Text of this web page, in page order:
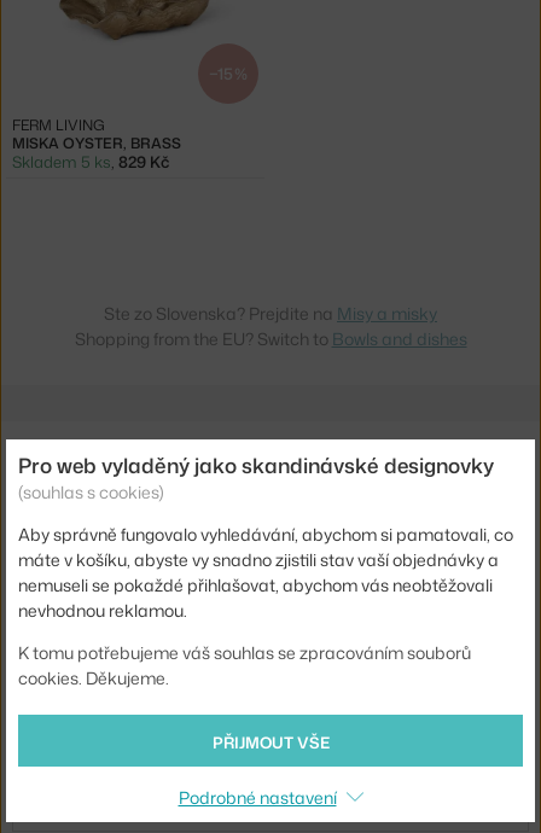
−15 %
MISKA OYSTER, BRASS
FERM LIVING
Skladem 5 ks 829 Kč
Ste zo Slovenska? Prejdite na Misy a misky
Shopping from the EU? Switch to Bowls and dishes
Pro web vyladěný jako skandinávské designovky
(souhlas s cookies)
Aby správně fungovalo vyhledávání, abychom si pamatovali, co
máte v košíku, abyste vy snadno zjistili stav vaší objednávky a
nemuseli se pokaždé přihlašovat, abychom vás neobtěžovali
nevhodnou reklamou.
K tomu potřebujeme váš souhlas se zpracováním souborů
cookies. Děkujeme.
PŘIJMOUT VŠE
Podrobné nastavení
Novinky e-mailem
Přihlášením souhlasíte sezpracováním osobních údajů.
Sortiment
Sledujte nás